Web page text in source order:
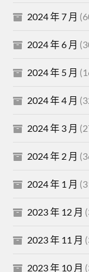
2024 年 7 月
2024 年 6 月
2024 年 5 月
2024 年 4 月
2024 年 3 月
2024 年 2 月
2024 年 1 月
2023 年 12 月
2023 年 11 月
2023 年 10 月